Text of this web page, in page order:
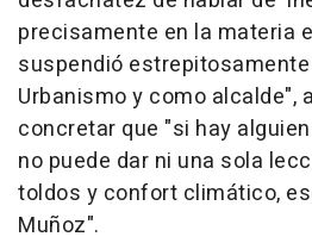
precisamente en la materia
suspendió
Urbanismo y como alcalde",
concretar que "si hay
no puede dar ni una sola
toldos y confort climático,
Muñoz".